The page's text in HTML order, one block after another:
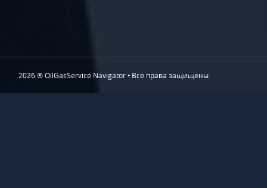
2026 ® OilGasService Navigator • Все права защищены